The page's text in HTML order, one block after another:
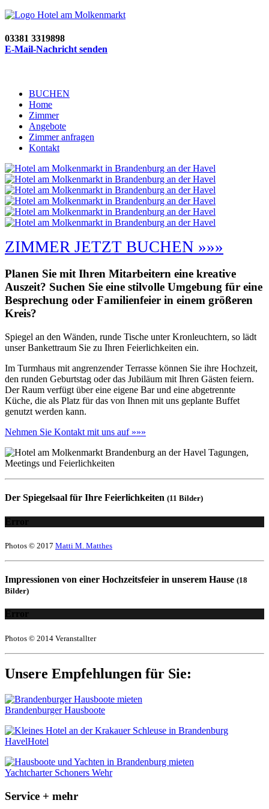
03381 3319898
E-Mail-Nachricht senden
BUCHEN
Home
Zimmer
Angebote
Zimmer anfragen
Kontakt
ZIMMER JETZT BUCHEN »»»
Planen Sie mit Ihren Mitarbeitern eine kreative
Auszeit? Suchen Sie eine stilvolle Umgebung für eine
Besprechung oder Familienfeier in einem größeren
Kreis?
Spiegel an den Wänden, runde Tische unter Kronleuchtern, so lädt
unser Bankettraum Sie zu Ihren Feierlichkeiten ein.
Im Turmhaus mit angrenzender Terrasse können Sie ihre Hochzeit,
den runden Geburtstag oder das Jubiläum mit Ihren Gästen feiern.
Der Raum verfügt über eine eigene Bar und eine abgetrennte
Küche, die als Platz für das von Ihnen mit uns geplante Buffet
genutzt werden kann.
Nehmen Sie Kontakt mit uns auf »»»
Der Spiegelsaal für Ihre Feierlichkeiten (11 Bilder)
Error
Photos © 2017 Matti M. Matthes
Impressionen von einer Hochzeitsfeier in unserem Hause (18
Bilder)
Error
Photos © 2014 Veranstallter
Unsere Empfehlungen für Sie:
Brandenburger Hausboote
HavelHotel
Yachtcharter Schoners Wehr
Service + mehr